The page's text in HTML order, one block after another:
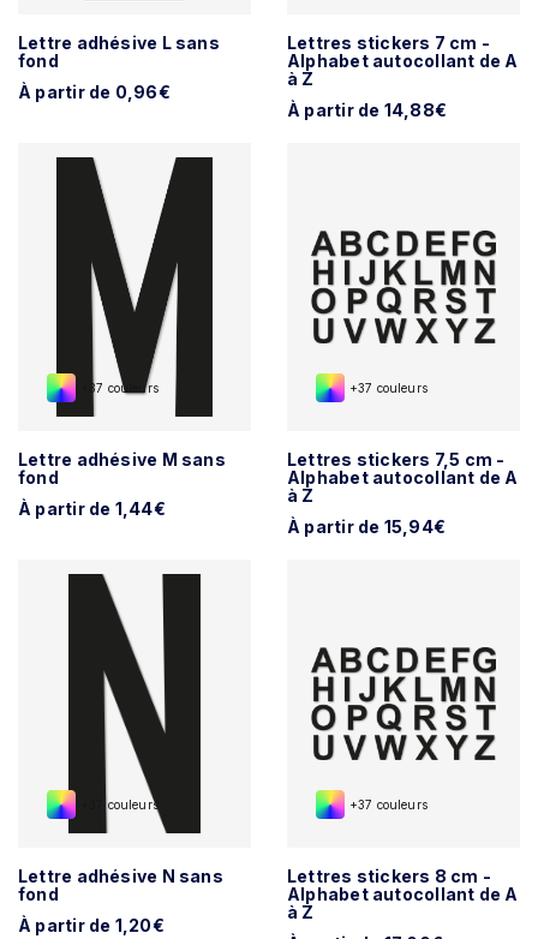
Lettre adhésive L sans
fond
À partir de 0,96€
Lettres stickers 7 cm -
Alphabet autocollant de A
à Z
À partir de 14,88€
+37 couleurs
Lettre adhésive M sans
fond
À partir de 1,44€
+37 couleurs
Lettres stickers 7,5 cm -
Alphabet autocollant de A
à Z
À partir de 15,94€
+37 couleurs
Lettre adhésive N sans
fond
À partir de 1,20€
+37 couleurs
Lettres stickers 8 cm -
Alphabet autocollant de A
à Z